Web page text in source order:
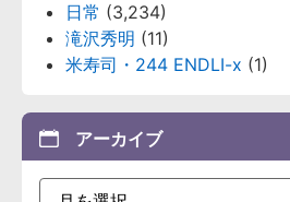
日常 (3,234)
滝沢秀明 (11)
米寿司・244 ENDLI-x (1)
アーカイブ